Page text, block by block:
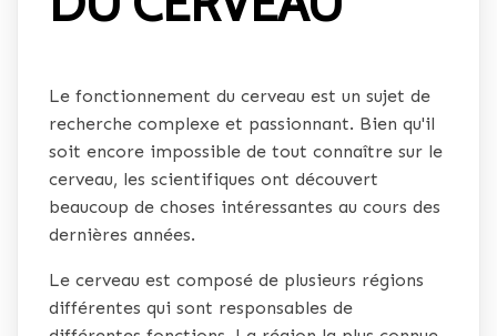
Le fonctionnement du cerveau est un sujet de
recherche complexe et passionnant. Bien qu'il
soit encore impossible de tout connaître sur le
cerveau, les scientifiques ont découvert
beaucoup de choses intéressantes au cours des
dernières années.
Le cerveau est composé de plusieurs régions
différentes qui sont responsables de